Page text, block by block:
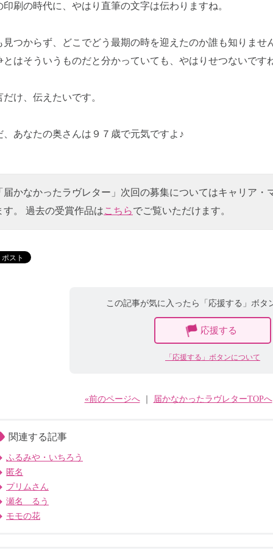
印刷の時代に、やはり直筆の文字は伝わりますね。
見つからず、どこでどう最期の時を迎えたのか誰も知りませ
とはそういうものだと分かっていても、やはりせつないです
だけ、伝えたいです。
、あなたの奥さんは９７歳で元気ですよ♪
届かなかったラヴレター」次回の募集についてはキャリア
す。 過去の受賞作品はこちらでご覧いただけます。
この記事が気に入ったら「応援する」ボタ
応援する
「応援する」ボタンについて
«前のページへ｜ 届かなかったラヴレターTOPへ
関連する記事
ふるみや・いちろう
匿名
プリムさん
瀬名 るう
モモの花